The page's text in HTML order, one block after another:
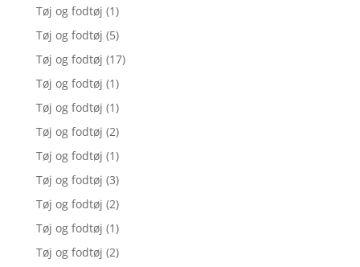
Tøj og fodtøj (1)
Tøj og fodtøj (5)
Tøj og fodtøj (17)
Tøj og fodtøj (1)
Tøj og fodtøj (1)
Tøj og fodtøj (2)
Tøj og fodtøj (1)
Tøj og fodtøj (3)
Tøj og fodtøj (2)
Tøj og fodtøj (1)
Tøj og fodtøj (2)